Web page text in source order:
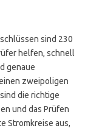
sind 230
helfen, schnell
genaue
zweipoligen
die richtige
und das Prüfen
Stromkreise aus,